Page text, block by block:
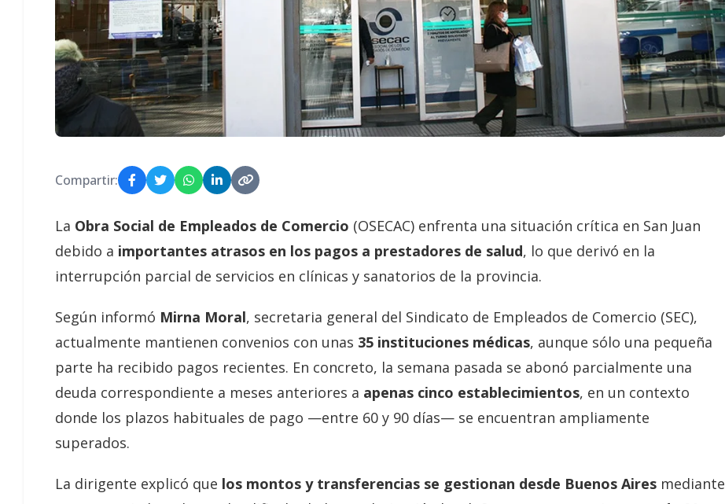
Compartir:
La Obra Social de Empleados de Comercio (OSECAC) enfrenta una situación crítica en San Juan
debido a importantes atrasos en los pagos a prestadores de salud, lo que derivó en la
interrupción parcial de servicios en clínicas y sanatorios de la provincia.
Según informó Mirna Moral, secretaria general del Sindicato de Empleados de Comercio (SEC),
actualmente mantienen convenios con unas 35 instituciones médicas, aunque sólo una pequeña
parte ha recibido pagos recientes. En concreto, la semana pasada se abonó parcialmente una
deuda correspondiente a meses anteriores a apenas cinco establecimientos, en un contexto
donde los plazos habituales de pago —entre 60 y 90 días— se encuentran ampliamente
superados.
La dirigente explicó que los montos y transferencias se gestionan desde Buenos Aires mediante